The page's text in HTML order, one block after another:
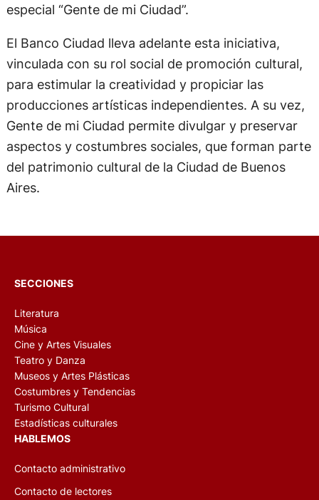
especial “Gente de mi Ciudad”.
El Banco Ciudad lleva adelante esta iniciativa,
vinculada con su rol social de promoción cultural,
para estimular la creatividad y propiciar las
producciones artísticas independientes. A su vez,
Gente de mi Ciudad permite divulgar y preservar
aspectos y costumbres sociales, que forman parte
del patrimonio cultural de la Ciudad de Buenos
Aires.
SECCIONES
Literatura
Música
Cine y Artes Visuales
Teatro y Danza
Museos y Artes Plásticas
Costumbres y Tendencias
Turismo Cultural
Estadísticas culturales
HABLEMOS
Contacto administrativo
Contacto de lectores